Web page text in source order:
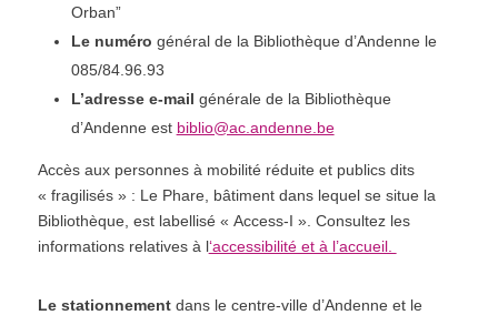
e
f
t
b
a
Orban”
Le numéro général de la Bibliothèque d’Andenne le
085/84.96.93
L’adresse e-mail générale de la Bibliothèque
d’Andenne est biblio@ac.andenne.be
Accès aux personnes à mobilité réduite et publics dits
« fragilisés » : Le Phare, bâtiment dans lequel se situe la
Bibliothèque, est labellisé « Access-I ». Consultez les
informations relatives à l‘accessibilité et à l’accueil.
Le stationnementdans le centre-ville d’Andenne et le